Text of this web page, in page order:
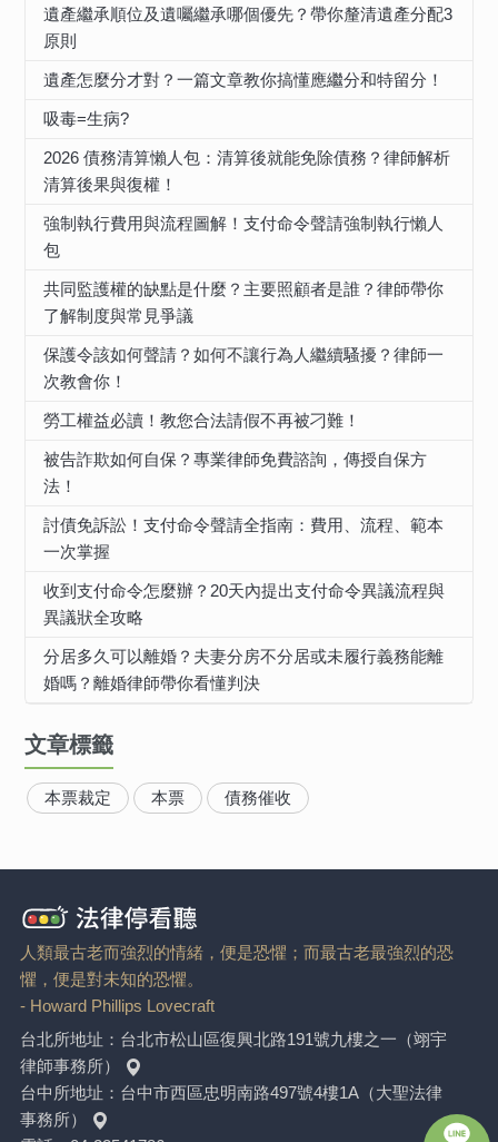
遺產繼承順位及遺囑繼承哪個優先？帶你釐清遺產分配3
原則
遺產怎麼分才對？一篇文章教你搞懂應繼分和特留分！
吸毒=生病?
2026 債務清算懶人包：清算後就能免除債務？律師解析
清算後果與復權！
強制執行費用與流程圖解！支付命令聲請強制執行懶人
包
共同監護權的缺點是什麼？主要照顧者是誰？律師帶你
了解制度與常見爭議
保護令該如何聲請？如何不讓行為人繼續騷擾？律師一
次教會你！
勞工權益必讀！教您合法請假不再被刁難！
被告詐欺如何自保？專業律師免費諮詢，傳授自保方
法！
討債免訴訟！支付命令聲請全指南：費用、流程、範本
一次掌握
收到支付命令怎麼辦？20天內提出支付命令異議流程與
異議狀全攻略
分居多久可以離婚？夫妻分房不分居或未履行義務能離
婚嗎？離婚律師帶你看懂判決
文章標籤
本票裁定 本票 債務催收
人類最古老而強烈的情緒，便是恐懼；而最古老最強烈的恐
懼，便是對未知的恐懼。
- Howard Phillips Lovecraft
台北所地址： 台北市松山區復興北路191號九樓之一（翊宇
律師事務所）
台中所地址： 台中市西區忠明南路497號4樓1A（大聖法律
事務所）